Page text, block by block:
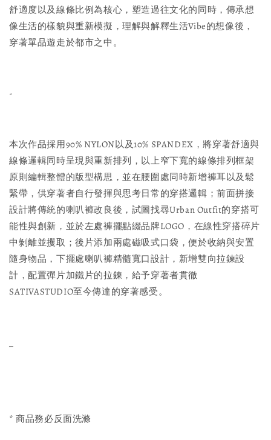
舒適度以及線條比例為核心，塑造過往文化的同時，傳承想
像生活的樣貌與重新模擬，理解與解釋生活Vibe的想像後，
穿著單品遊走於都市之中。
-
本次作品採用90% NYLON以及10% SPANDEX，將穿著舒適與
線條邏輯同時呈現與重新排列，以上窄下寬的線條排列框架
原則編輯整體的版型構思，並在腰圍處同時新增褲耳以及鬆
緊帶，供穿著者自行發揮與思考日常的穿搭邏輯；前面拼接
設計將傳統的喇叭褲改良後，試圖找尋Urban Outfit的穿搭可
能性與創新，並於左處褲擺點綴品牌LOGO，在線性穿搭碎片
中剝離並攫取；後片添加兩處磁吸式口袋，便於收納與安置
隨身物品，下擺處喇叭褲精髓寬口設計，新增雙向拉鍊設
計，配置彈片加鐵片的拉鍊，給予穿著者貫徹
SATIVASTUDIO至今傳達的穿著感受。
* 商品務必反面洗滌